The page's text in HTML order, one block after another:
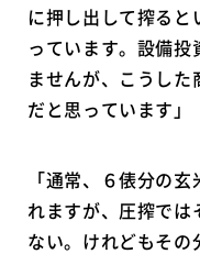
に押し出して搾る
っています。設備
ませんが、こうし
だと思っています」
「通常、６俵分の
れますが、圧搾で
ない。けれどもその